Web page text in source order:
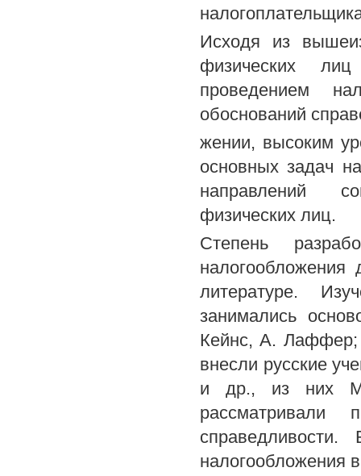
Исходя из
физических лиц
проведением
обоснований
жении, высоким
основных задач
направлений
физических лиц.
Степень
литературе.
занимались
Кейнс, А. Лаффер;
внесли русские
и др., из них
рассматривали
налогообложения